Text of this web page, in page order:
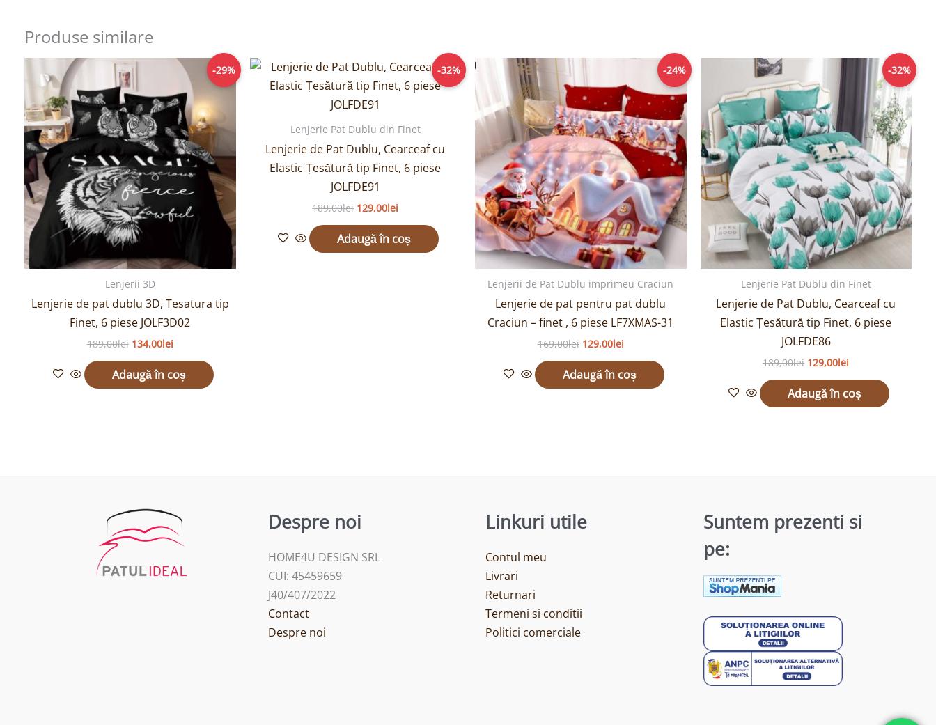
Produse similare
-29%
Lenjerii 3D
Lenjerie de pat dublu 3D, Tesatura tip
Finet, 6 piese JOLF3D02
189,00lei
Prețul
inițial
a
fost:
189,00lei.
134,00lei
Prețul
curent
este:
134,00lei.
Adaugă în coș
-32%
Lenjerie Pat Dublu din Finet
Lenjerie de Pat Dublu, Cearceaf cu
Elastic Țesătură tip Finet, 6 piese
JOLFDE91
189,00lei
Prețul
inițial
a
fost:
189,00lei.
129,00lei
Prețul
curent
este:
Adaugă în coș
-24%
Lenjerii de Pat Dublu imprimeu Craciun
Lenjerie de pat pentru pat dublu
Craciun – finet , 6 piese LF7XMAS-31
169,00lei
a
fost:
169,00lei.
129,00lei
Prețul
este:
129,00lei.
Adaugă în coș
-32%
Lenjerie Pat Dublu din Finet
Lenjerie de Pat Dublu, Cearceaf cu
Elastic Țesătură tip Finet, 6 piese
JOLFDE86
189,00lei
a
fost:
189,00lei.
129,00lei
Prețul
curent
este:
129,00lei.
Adaugă în coș
Despre noi
HOME4U DESIGN SRL
CUI: 45459659
J40/407/2022
Contact
Despre noi
Linkuri utile
Contul meu
Livrari
Returnari
Termeni si conditii
Politici comerciale
Suntem prezenti si
pe: